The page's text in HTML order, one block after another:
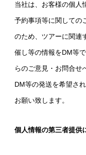
当社は、お客様の個人
予約事項等に関しての
のため、ツアーに関連
催し等の情報をDM等
らのご意見・お問合せ
DM等の発送を希望さ
お願い致します。
個人情報の第三者提供